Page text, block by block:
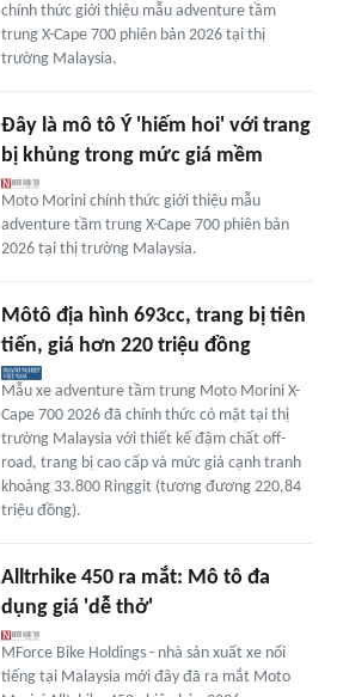
chính thức giới thiệu mẫu adventure tầm
trung X-Cape 700 phiên bản 2026 tại thị
trường Malaysia.
Đây là mô tô Ý 'hiếm hoi' với trang
bị khủng trong mức giá mềm
Moto Morini chính thức giới thiệu mẫu
adventure tầm trung X-Cape 700 phiên bản
2026 tại thị trường Malaysia.
Môtô địa hình 693cc, trang bị tiên
tiến, giá hơn 220 triệu đồng
Mẫu xe adventure tầm trung Moto Morini X-
Cape 700 2026 đã chính thức có mặt tại thị
trường Malaysia với thiết kế đậm chất off-
road, trang bị cao cấp và mức giá cạnh tranh
khoảng 33.800 Ringgit (tương đương 220,84
triệu đồng).
Alltrhike 450 ra mắt: Mô tô đa
dụng giá 'dễ thở'
MForce Bike Holdings - nhà sản xuất xe nổi
tiếng tại Malaysia mới đây đã ra mắt Moto